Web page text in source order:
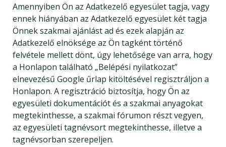
Amennyiben Ön az Adatkezelő egyesület tagja, vagy
ennek hiányában az Adatkezelő egyesület két tagja
Önnek szakmai ajánlást ad és ezek alapján az
Adatkezelő elnöksége az Ön tagként történő
felvétele mellett dönt, úgy lehetősége van arra, hogy
a Honlapon található „Belépési nyilatkozat”
elnevezésű Google űrlap kitöltésével regisztráljon a
Honlapon. A regisztráció biztosítja, hogy Ön az
egyesületi dokumentációt és a szakmai anyagokat
megtekinthesse, a szakmai fórumon részt vegyen,
az egyesületi tagnévsort megtekinthesse, illetve a
tagnévsorban szerepeljen.